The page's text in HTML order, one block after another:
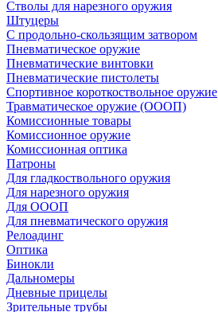
Стволы для нарезного оружия
Штуцеры
С продольно-скользящим затвором
Пневматическое оружие
Пневматические винтовки
Пневматические пистолеты
Спортивное короткоствольное оружие
Травматическое оружие (ОООП)
Комиссионные товары
Комиссионное оружие
Комиссионная оптика
Патроны
Для гладкоствольного оружия
Для нарезного оружия
Для ОООП
Для пневматического оружия
Релоадинг
Оптика
Бинокли
Дальномеры
Дневные прицелы
Зрительные трубы